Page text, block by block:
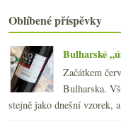
23x Rulandské
Odjíždím,
Výsledky ankety
Cabernetem z
Rudý jezdec –
Suši a Bourgogne
První domácí chleba
Oblíbené příspěvky
Bulharské
Začátkem
Bulharska.
stejně jako dnešní vzorek,